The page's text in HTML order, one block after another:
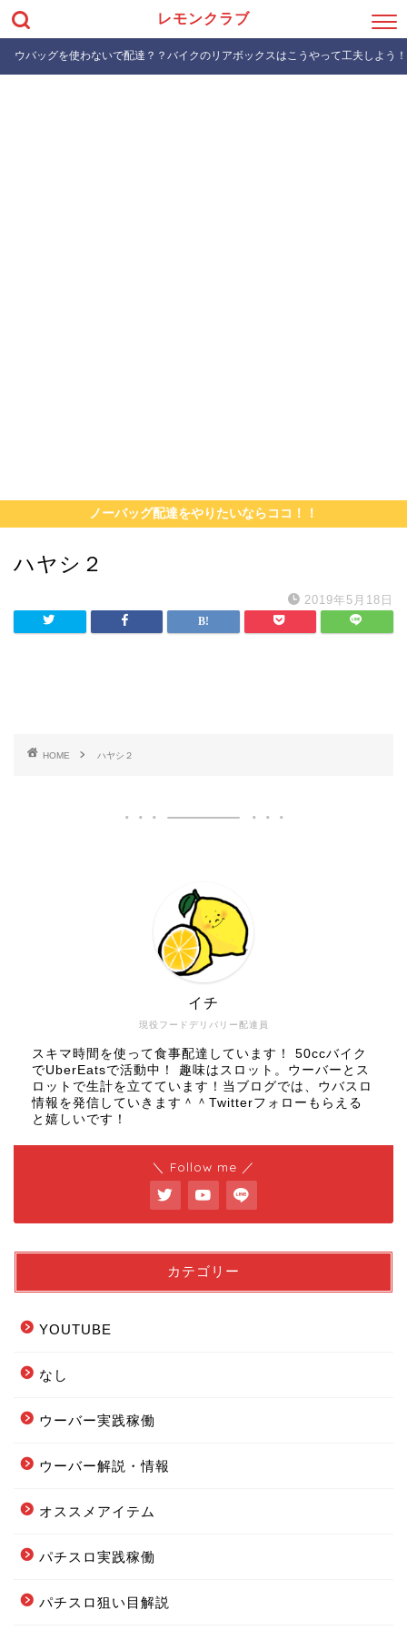
レモンクラブ
ウバッグを使わないで配達？？バイクのリアボックスはこうやって工夫しよう
ノーバッグ配達をやりたいならココ！！
ハヤシ２
2019年5月18日
HOME ハヤシ２
現役フードデリバリー配達員
イチ
スキマ時間を使って食事配達しています！ 50ccバイク
でUberEatsで活動中！ 趣味はスロット。ウーバーとス
ロットで生計を立てています！当ブログでは、ウバスロ
情報を発信していきます＾＾Twitterフォローもらえる
と嬉しいです！
＼ Follow me ／
カテゴリー
YOUTUBE
なし
ウーバー実践稼働
ウーバー解説・情報
オススメアイテム
パチスロ実践稼働
パチスロ狙い目解説
フーデリの始め方まとめ
配達オススメグッズまとめ